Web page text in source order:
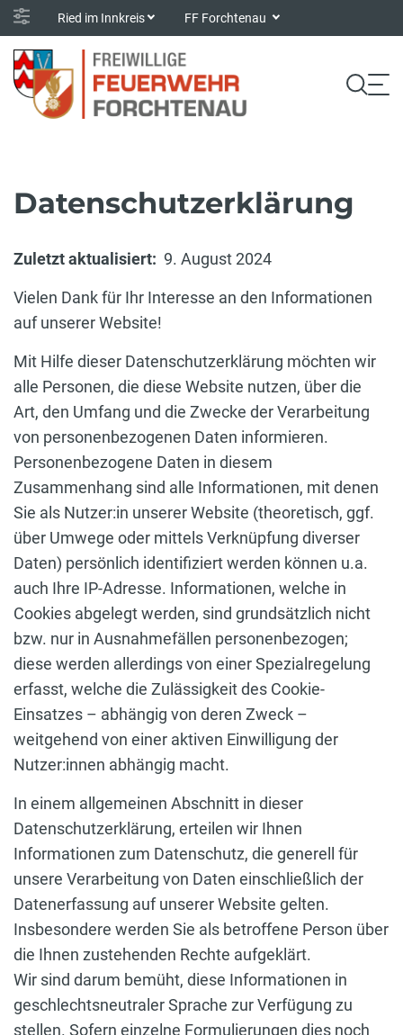
Ried im Innkreis FF Forchtenau
Datenschutzerklärung
Zuletzt aktualisiert: 9. August 2024
Vielen Dank für Ihr Interesse an den Informationen
auf unserer Website!
Mit Hilfe dieser Datenschutzerklärung möchten wir
alle Personen, die diese Website nutzen, über die
Art, den Umfang und die Zwecke der Verarbeitung
von personenbezogenen Daten informieren.
Personenbezogene Daten in diesem
Zusammenhang sind alle Informationen, mit denen
Sie als Nutzer:in unserer Website (theoretisch, ggf.
über Umwege oder mittels Verknüpfung diverser
Daten) persönlich identifiziert werden können u.a.
auch Ihre IP-Adresse. Informationen, welche in
Cookies abgelegt werden, sind grundsätzlich nicht
bzw. nur in Ausnahmefällen personenbezogen;
diese werden allerdings von einer Spezialregelung
erfasst, welche die Zulässigkeit des Cookie-
Einsatzes – abhängig von deren Zweck –
weitgehend von einer aktiven Einwilligung der
Nutzer:innen abhängig macht.
In einem allgemeinen Abschnitt in dieser
Datenschutzerklärung, erteilen wir Ihnen
Informationen zum Datenschutz, die generell für
unsere Verarbeitung von Daten einschließlich der
Datenerfassung auf unserer Website gelten.
Insbesondere werden Sie als betroffene Person über
die Ihnen zustehenden Rechte aufgeklärt.
Wir sind darum bemüht, diese Informationen in
geschlechtsneutraler Sprache zur Verfügung zu
stellen. Sofern einzelne Formulierungen dies noch